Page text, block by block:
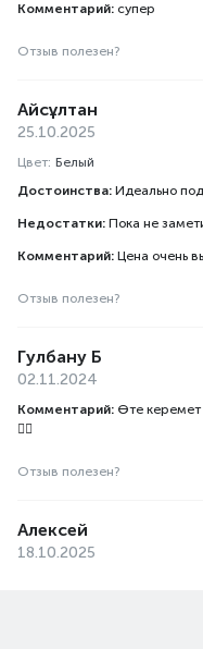
Комментарий: супер
Отзыв полезен?
Айсұлтан
25.10.2025
Цвет: Белый
Достоинства: Идеально
Недостатки: Пока не
Комментарий: Цена очень
Отзыв полезен?
Гулбану Б
02.11.2024
Комментарий: Өте керемет
👍🏻
Отзыв полезен?
Алексей
18.10.2025